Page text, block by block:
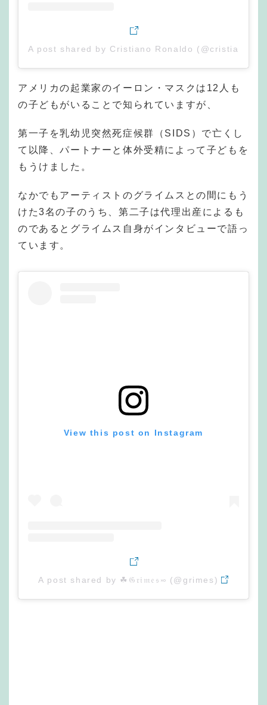
A post shared by Cristiano Ronaldo (@cristiano)
アメリカの起業家のイーロン・マスクは12人も
の子どもがいることで知られていますが、
第一子を乳幼児突然死症候群（SIDS）で亡くし
て以降、パートナーと体外受精によって子どもを
もうけました。
なかでもアーティストのグライムスとの間にもう
けた3名の子のうち、第二子は代理出産によるも
のであるとグライムス自身がインタビューで語っ
ています。
View this post on Instagram
A post shared by ☘︎𝔊𝔯𝔦𝔪𝔢𝔰࿎ (@grimes)